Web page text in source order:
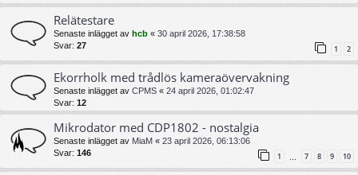
Relätestare
Senaste inlägget av hcb « 30 april 2026, 17:38:58
Svar: 27 1 2
Ekorrholk med trådlös kameraövervakning
Senaste inlägget av CPMS « 24 april 2026, 01:02:47
Svar: 12
Mikrodator med CDP1802 - nostalgia
Senaste inlägget av MiaM « 23 april 2026, 06:13:06
Svar: 146 1 7 8 9 10